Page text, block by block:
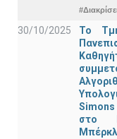
30/10/2025
Το
στο